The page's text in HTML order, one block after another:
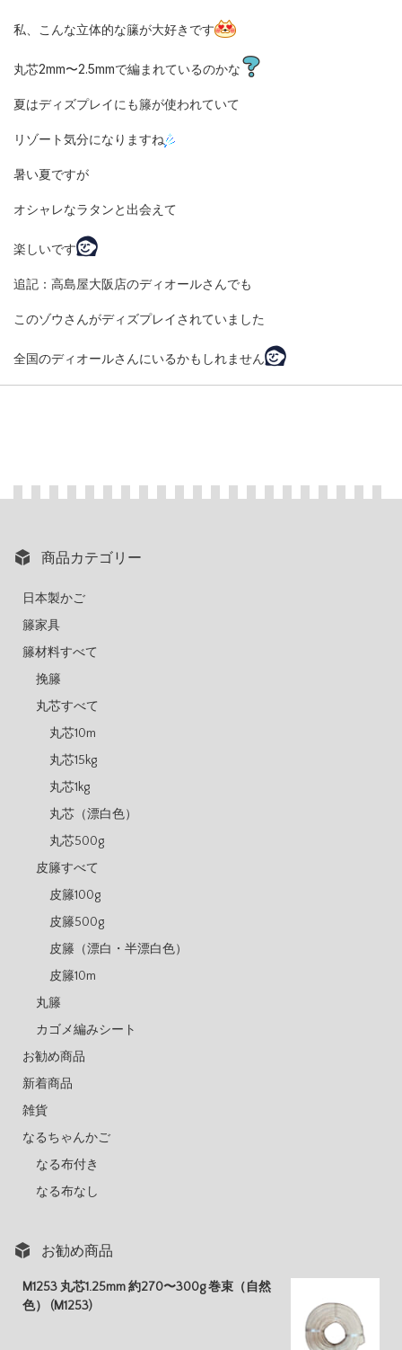
私、こんな立体的な籘が大好きです
丸芯2mm〜2.5mmで編まれているのかな
夏はディズプレイにも籐が使われていて
リゾート気分になりますね
暑い夏ですが
オシャレなラタンと出会えて
楽しいです
追記：高島屋大阪店のディオールさんでも
このゾウさんがディズプレイされていました
全国のディオールさんにいるかもしれません
商品カテゴリー
日本製かご
籐家具
籐材料すべて
挽籐
丸芯すべて
丸芯10m
丸芯15kg
丸芯1kg
丸芯（漂白色）
丸芯500g
皮籐すべて
皮籐100g
皮籐500g
皮籐（漂白・半漂白色）
皮籐10m
丸籐
カゴメ編みシート
お勧め商品
新着商品
雑貨
なるちゃんかご
なる布付き
なる布なし
お勧め商品
M1253 丸芯1.25mm 約270〜300g 巻束（自然
色） (M1253)